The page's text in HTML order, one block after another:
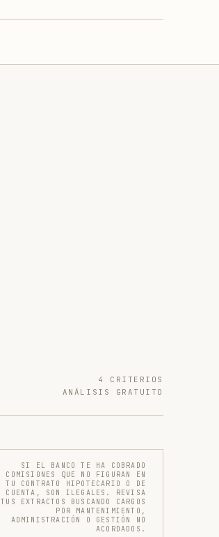
4 CRITERIOS
ANÁLISIS GRATUITO
SI EL BANCO TE HA COBRADO
COMISIONES QUE NO FIGURAN EN
TU CONTRATO HIPOTECARIO O DE
CUENTA, SON ILEGALES. REVISA
TUS EXTRACTOS BUSCANDO CARGOS
POR MANTENIMIENTO,
ADMINISTRACIÓN O GESTIÓN NO
ACORDADOS.